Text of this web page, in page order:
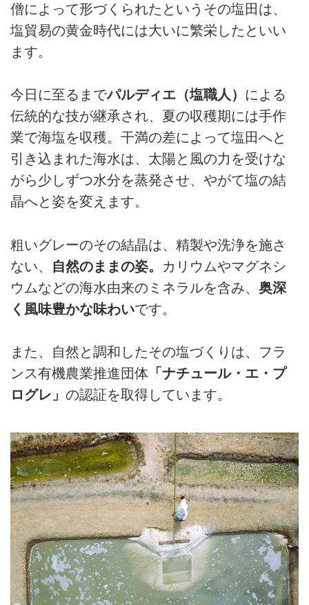
僧によって形づくられたというその塩田は、
塩貿易の黄金時代には大いに繁栄したといい
ます。
今日に至るまでパルディエ（塩職人） による
伝統的な技が継承され、夏の収穫期には手作
業で海塩を収穫。干満の差によって塩田へと
引き込まれた海水は、太陽と風の力を受けな
がら少しずつ水分を蒸発させ、やがて塩の結
晶へと姿を変えます。
粗いグレーのその結晶は、精製や洗浄を施さ
ない、 自然のままの姿。 カリウムやマグネシ
ウムなどの海水由来のミネラルを含み、 奥深
く風味豊かな味わいです。
また、自然と調和したその塩づくりは、フラ
ンス有機農業推進団体 「ナチュール・エ・プ
ログレ」 の認証を取得しています。